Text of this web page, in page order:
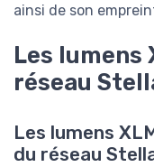
ainsi de son
Les lumens
réseau
Les lumens
du réseau